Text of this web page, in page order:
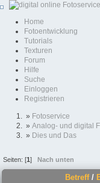
Home
Fotoentwicklung
Tutorials
Texturen
Forum
Hilfe
Suche
Einloggen
Registrieren
» Fotoservice
» Analog- und digital
» Dies und Das
Seiten: [1] Nach unten
Betreff/